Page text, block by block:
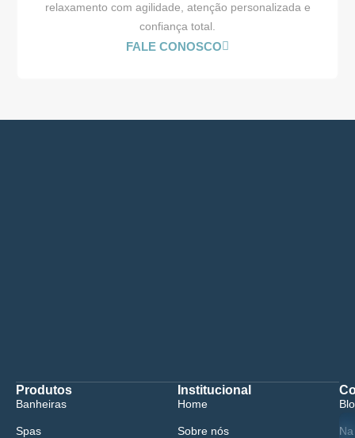
relaxamento com agilidade, atenção personalizada e
confiança total.
FALE CONOSCO
Produtos
Banheiras
Spas
Institucional
Home
Sobre nós